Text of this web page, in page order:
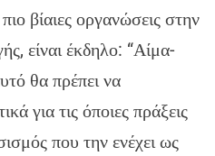
βίαιες οργανώσεις στην
είναι έκδηλο: “Αίμα-
θα πρέπει να
για τις όποιες πράξεις
που την ενέχει ως